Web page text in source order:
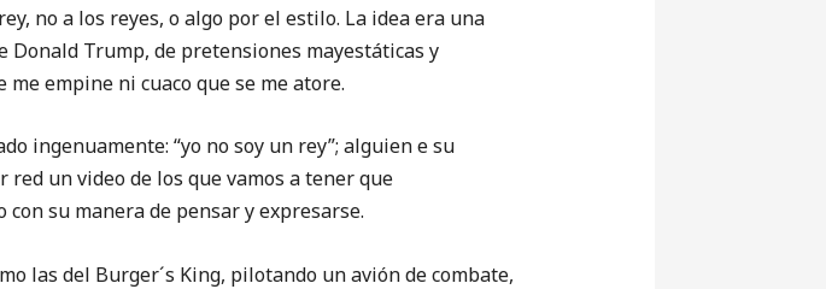
no a los reyes, o algo por el estilo. La idea era una
Trump, de pretensiones mayestáticas y
empine ni cuaco que se me atore.
ingenuamente: “yo no soy un rey”; alguien e su
un video de los que vamos a tener que
con su manera de pensar y expresarse.
las del Burger´s King, pilotando un avión de combate,